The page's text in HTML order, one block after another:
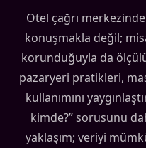
Otel çağrı
konuşmakla değil;
korunduğuyla da
pazaryeri pratikleri,
kullanımını
kimde?” sorusunu
yaklaşım; veriyi